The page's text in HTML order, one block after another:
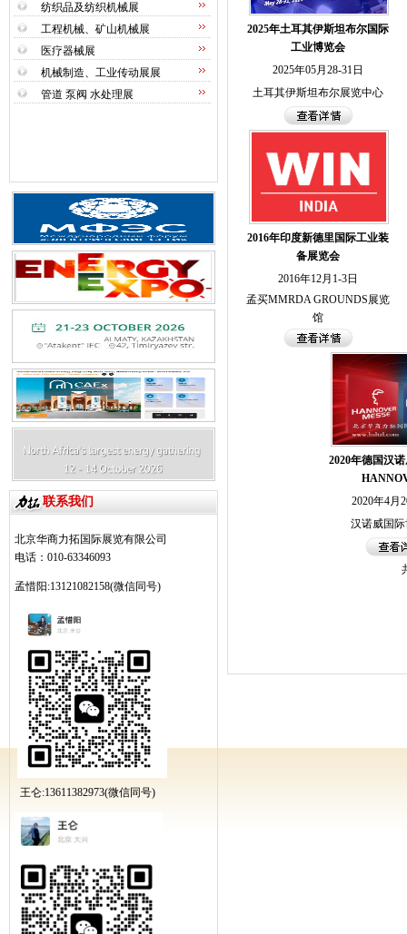
纺织品及纺织机械展
工程机械、矿山机械展
医疗器械展
机械制造、工业传动展展
管道 泵阀 水处理展
联系我们
北京华商力拓国际展览有限公司
电话：010-63346093
孟惜阳:13121082158(微信同号)
王仑:13611382973(微信同号)
2025年土耳其伊斯坦布尔国际
工业博览会
2025年05月28-31日
土耳其伊斯坦布尔展览中心
2016年印度新德里国际工业装
备展览会
2016年12月1-3日
孟买MMRDA GROUNDS展览
馆
2020年德国汉
2020年4月
汉诺威国